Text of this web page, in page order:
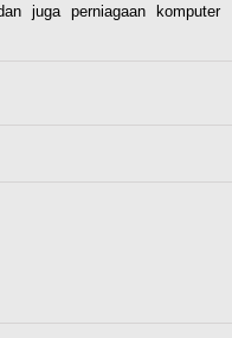
juga perniagaan komputer